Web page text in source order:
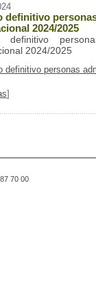
definitivo
2024/2025
definitivo
2024/2025
definitivo personas
]
70 00